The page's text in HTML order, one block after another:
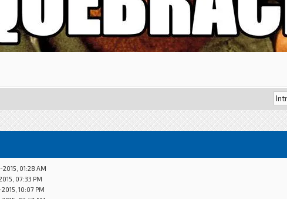
01:28 AM
07:33 PM
10:07 PM